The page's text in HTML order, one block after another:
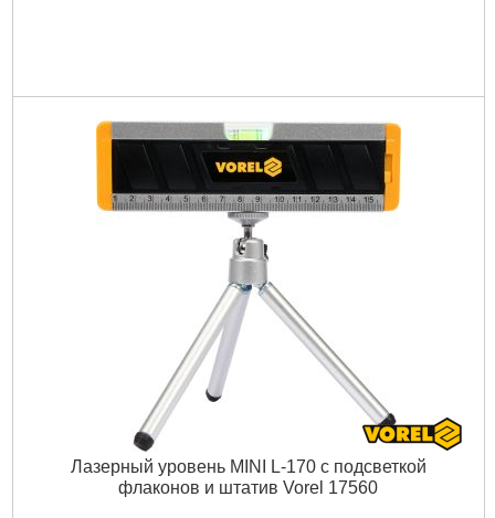
Лазерный уровень MINI L-170 с подсветкой
флаконов и штатив Vorel 17560